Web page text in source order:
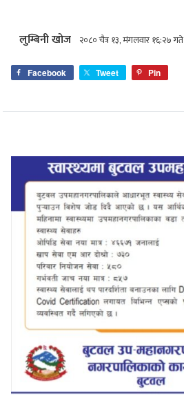
लुम्बिनी खोज २०८० चैत्र १३, मंगलवार १६:२७ गते
Facebook Tweet Pin